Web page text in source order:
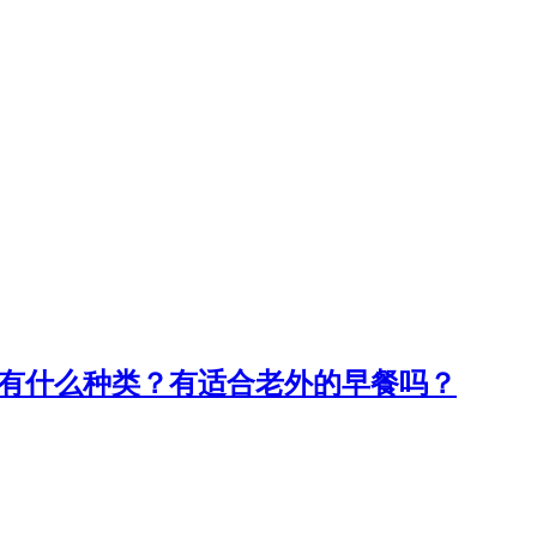
什么种类？有适合老外的早餐吗？